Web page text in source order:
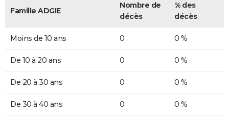
Famille ADGIE
Nombre de
décès
% des
décès
Moins de 10 ans 0 0 %
De 10 à 20 ans 0 0 %
De 20 à 30 ans 0 0 %
De 30 à 40 ans 0 0 %